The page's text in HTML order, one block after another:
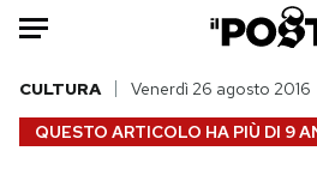
Auto
HOME
QUESTO ARTICOLO HA PIÙ DI 9
CULTURA Venerdì 26 agosto 2016